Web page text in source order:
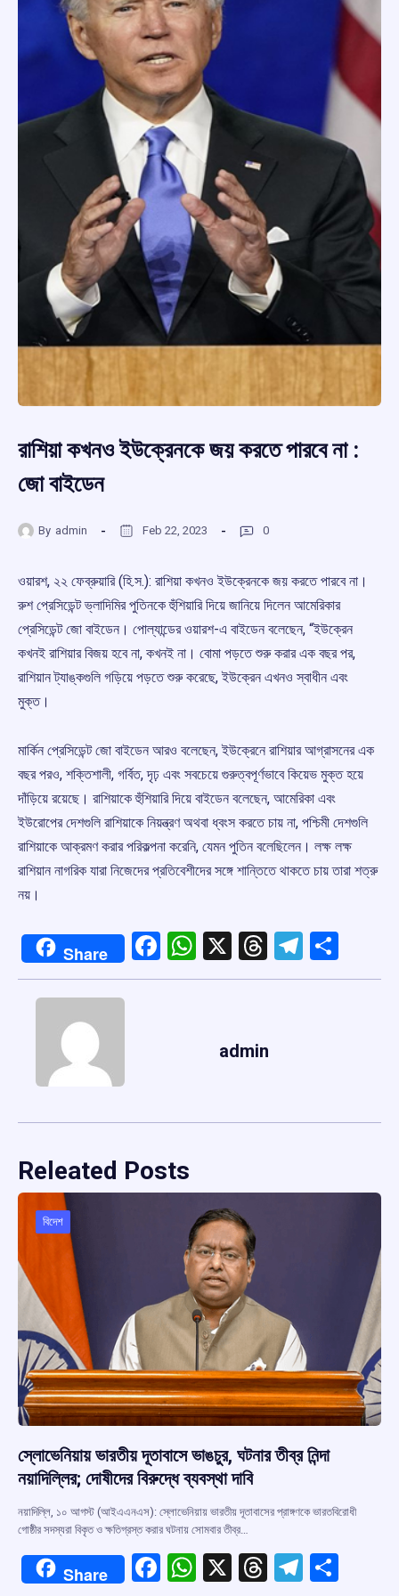
রাশিয়া কখনও ইউক্রেনকে জয় করতে পারবে না :
জো বাইডেন
By admin Feb 22, 2023 0
ওয়ারশ, ২২ ফেব্রুয়ারি (হি.স.): রাশিয়া কখনও ইউক্রেনকে জয় করতে পারবে না।
রুশ প্রেসিডেন্ট ভ্লাদিমির পুতিনকে হুঁশিয়ারি দিয়ে জানিয়ে দিলেন আমেরিকার
প্রেসিডেন্ট জো বাইডেন। পোল্যান্ডের ওয়ারশ-এ বাইডেন বলেছেন, “ইউক্রেন
কখনই রাশিয়ার বিজয় হবে না, কখনই না। বোমা পড়তে শুরু করার এক বছর পর,
রাশিয়ান ট্যাঙ্কগুলি গড়িয়ে পড়তে শুরু করেছে, ইউক্রেন এখনও স্বাধীন এবং
মুক্ত।
মার্কিন প্রেসিডেন্ট জো বাইডেন আরও বলেছেন, ইউক্রেনে রাশিয়ার আগ্রাসনের এক
বছর পরও, শক্তিশালী, গর্বিত, দৃঢ় এবং সবচেয়ে গুরুত্বপূর্ণভাবে কিয়েভ মুক্ত হয়ে
দাঁড়িয়ে রয়েছে। রাশিয়াকে হুঁশিয়ারি দিয়ে বাইডেন বলেছেন, আমেরিকা এবং
ইউরোপের দেশগুলি রাশিয়াকে নিয়ন্ত্রণ অথবা ধ্বংস করতে চায় না, পশ্চিমী দেশগুলি
রাশিয়াকে আক্রমণ করার পরিকল্পনা করেনি, যেমন পুতিন বলেছিলেন। লক্ষ লক্ষ
রাশিয়ান নাগরিক যারা নিজেদের প্রতিবেশীদের সঙ্গে শান্তিতে থাকতে চায় তারা শত্রু
নয়।
Share Facebook
WhatsApp
X Threads
admin
Releated Posts
বিদেশ
স্লোভেনিয়ায় ভারতীয় দূতাবাসে ভাঙচুর, ঘটনার তীব্র নিন্দা
নয়াদিল্লির; দোষীদের বিরুদ্ধে ব্যবস্থা দাবি
নয়াদিল্লি, ১০ আগস্ট (আইএএনএস): স্লোভেনিয়ায় ভারতীয় দূতাবাসের প্রাঙ্গণকে ভারতবিরোধী
গোষ্ঠীর সদস্যরা বিকৃত ও ক্ষতিগ্রস্ত করার ঘটনায় সোমবার তীব্র…
Share
F
W X
T
T